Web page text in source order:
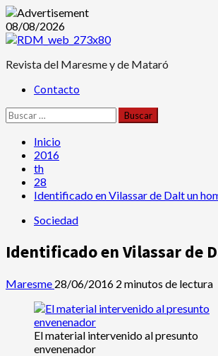
Saltar
al
08/08/2026
Revista del Maresme y de Mataró
Menú Contacto
Buscar:
Inicio
2016
th
28
Identificado en Vilassar de Dalt un
Sociedad
Identificado en Vilassar de
Maresme 28/06/2016 2 minutos de lectura
El material intervenido al presunto
envenenador